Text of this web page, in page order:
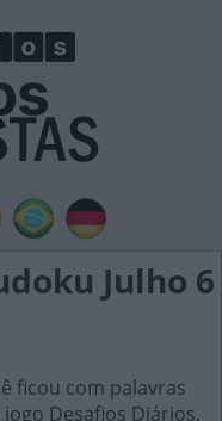
Julho 6
ficou com palavras
Desafios Diários,